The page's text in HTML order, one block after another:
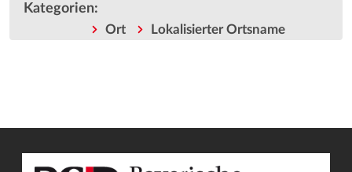
Kategorien:
Ort Lokalisierter Ortsname